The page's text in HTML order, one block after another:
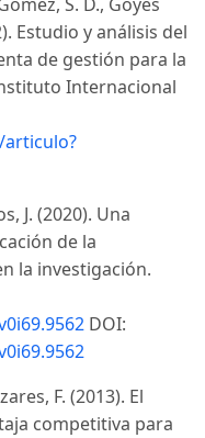
Estudio y análisis del
de gestión para la
Internacional
J. (2020). Una
de la
la investigación.
DOI:
F. (2013). El
competitiva para